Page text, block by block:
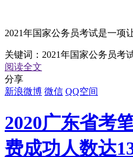
2021年国家公务员考试是一项
关键词： 2021年国家公务员考
阅读全文
分享
新浪微博 微信 QQ空间
2020广东省考
费成功人数达